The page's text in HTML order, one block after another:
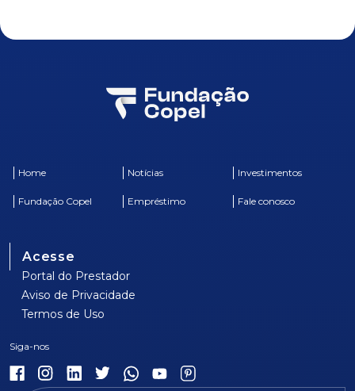
Home Notícias Investimentos
Fundação Copel Empréstimo Fale conosco
Acesse
Portal do Prestador
Aviso de Privacidade
Termos de Uso